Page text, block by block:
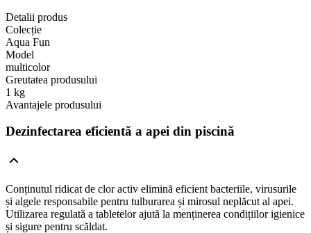
Detalii produs
Colecție
Aqua Fun
Model
multicolor
Greutatea produsului
1 kg
Avantajele produsului
Dezinfectarea eficientă a apei din piscină
Conținutul ridicat de clor activ elimină eficient bacteriile, virusurile
și algele responsabile pentru tulburarea și mirosul neplăcut al apei.
Utilizarea regulată a tabletelor ajută la menținerea condițiilor igienice
și sigure pentru scăldat.